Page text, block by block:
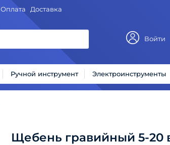
Оплата Доставка
Войти
Ручной инструмент Электроинструменты
Щебень гравийный 5-20